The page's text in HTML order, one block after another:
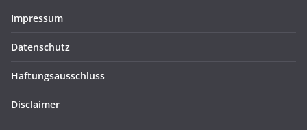
Impressum
Datenschutz
Haftungsausschluss
Disclaimer